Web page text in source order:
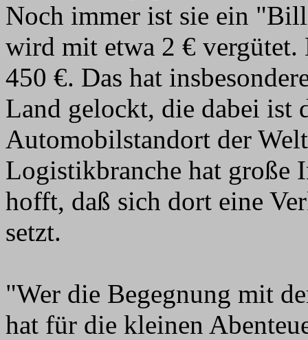
Noch immer ist sie ein
wird mit etwa 2 €
450 €. Das hat
Land gelockt, die dabei ist
Automobilstandort der
Logistikbranche hat große
hofft, daß sich dort eine
setzt.
"Wer die Begegnung mit
hat für die kleinen